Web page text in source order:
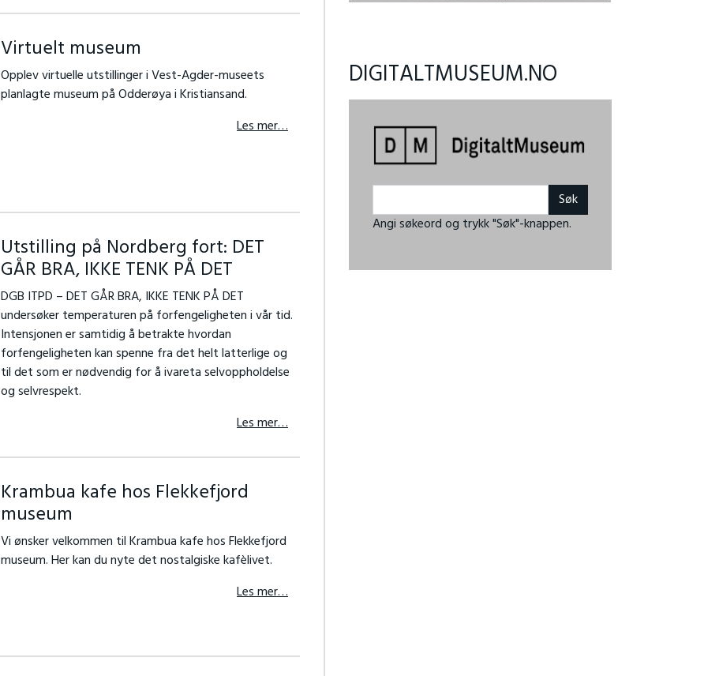
Virtuelt museum
Opplev virtuelle utstillinger i Vest-Agder-museets
planlagte museum på Odderøya i Kristiansand.
Les mer…
Utstilling på Nordberg fort: DET
GÅR BRA, IKKE TENK PÅ DET
DGB ITPD – DET GÅR BRA, IKKE TENK PÅ DET
undersøker temperaturen på forfengeligheten i vår tid.
Intensjonen er samtidig å betrakte hvordan
forfengeligheten kan spenne fra det helt latterlige og
til det som er nødvendig for å ivareta selvoppholdelse
og selvrespekt.
Les mer…
Krambua kafe hos Flekkefjord
museum
Vi ønsker velkommen til Krambua kafe hos Flekkefjord
museum. Her kan du nyte det nostalgiske kafèlivet.
Les mer…
DIGITALTMUSEUM.NO
Angi søkeord og trykk "Søk"-knappen.